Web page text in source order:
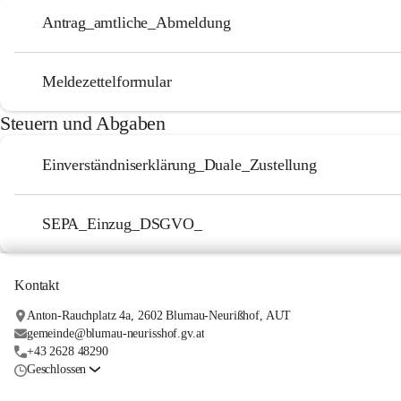
Antrag_amtliche_Abmeldung
Meldezettelformular
Steuern und Abgaben
Einverständniserklärung_Duale_Zustellung
SEPA_Einzug_DSGVO_
Kontakt
Anton-Rauchplatz 4a, 2602 Blumau-Neurißhof, AUT
gemeinde@blumau-neurisshof.gv.at
+43 2628 48290
Geschlossen